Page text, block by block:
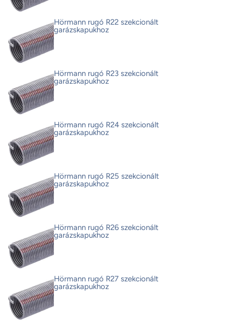
Hörmann rugó R22 szekcionált
garázskapukhoz
Hörmann rugó R23 szekcionált
garázskapukhoz
Hörmann rugó R24 szekcionált
garázskapukhoz
Hörmann rugó R25 szekcionált
garázskapukhoz
Hörmann rugó R26 szekcionált
garázskapukhoz
Hörmann rugó R27 szekcionált
garázskapukhoz